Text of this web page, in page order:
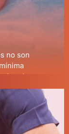
no son
en
aceleran la